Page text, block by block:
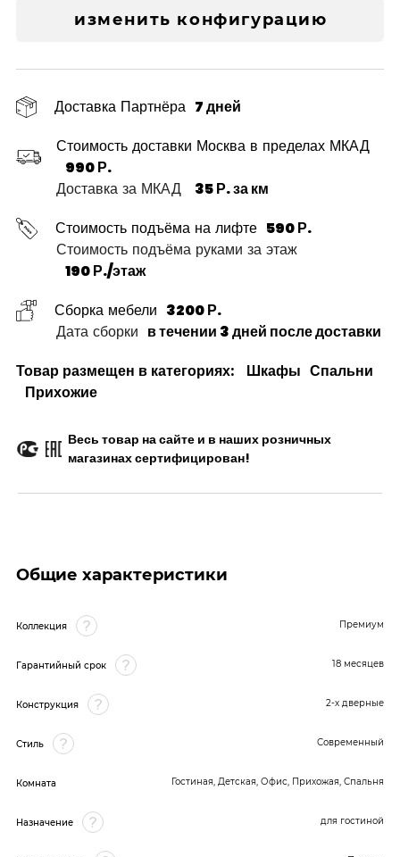
изменить конфигурацию
Доставка Партнёра 7 дней
Стоимость доставки Москва в пределах МКАД
990 Р.
Доставка за МКАД
35 Р. за км
Стоимость подъёма на лифте 590 Р.
Стоимость подъёма руками за этаж
190 Р./этаж
Сборка мебели 3200 Р.
Дата сборки в течении 3 дней после доставки
Товар размещен в категориях:
Шкафы Спальни
Прихожие
Весь товар на сайте и в наших розничных
магазинах сертифицирован!
Общие характеристики
Коллекция Премиум
Гарантийный срок 18 месяцев
Конструкция 2-х дверные
Стиль Современный
Комната Гостиная, Детская, Офис, Прихожая, Спальня
Назначение для гостиной